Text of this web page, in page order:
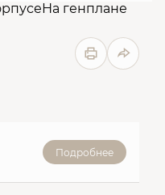
На генплане
Подробнее